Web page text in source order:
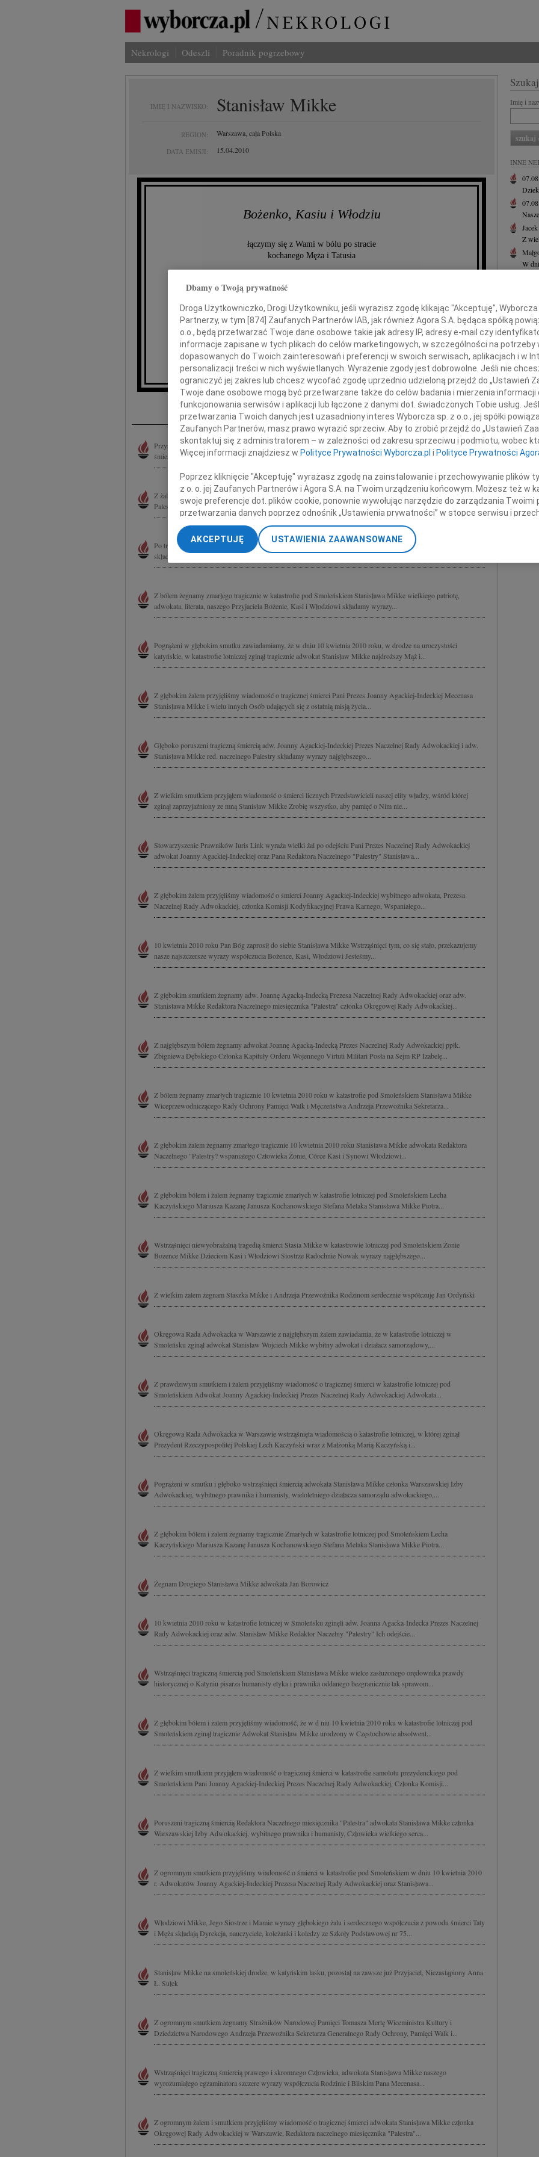
Nekrologi Odeszli Poradnik pogrzebowy
IMIĘ I NAZWISKO: Stanisław Mikke
REGION: Warszawa, cała Polska
DATA EMISJI: 15.04.2010
Bożenko, Kasiu i Włodziu
łączymy się z Wami w bólu po stracie
kochanego Męża i Tatusia
Stasia Mikke
Barbara i Zbigniew Szczepańscy
oraz Jarek i Grześ z rodzinami
Inne kondolencje
Przyrodniemu Rodzeństwu Kasi i Włodziowi oraz Ich Mamie wyrazy szczerego współczucia w związku z tragiczną
śmiercią naszego Taty Stanisława Mikke składa Jacek Mikke z rodziną
Z żalem i smutkiem żegnamy Pielgrzyma do miejsc kaźni Stanisława Mikke adwokata, redaktora naczelnego
Palestry, pisarza, publicystę. Niezastąpionego i niezapomnianego Przyjaciela, oddanego Polsce...
Po tragicznej śmierci naszego Przyjaciela Stanisława Mikke łączymy się w bólu z Bożenką, Kasią i Włodziem
składając wyrazy szczerego współczucia i wsparcia Anna i Dariusz Czamarscy z dziećmi
Z bólem żegnamy zmarłego tragicznie w katastrofie pod Smoleńskiem Stanisława Mikke wielkiego patriotę,
adwokata, literata, naszego Przyjaciela Bożenie, Kasi i Włodziowi składamy wyrazy...
Pogrążeni w głębokim smutku zawiadamiamy, że w dniu 10 kwietnia 2010 roku, w drodze na uroczystości
katyńskie, w katastrofie lotniczej zginął tragicznie adwokat Stanisław Mikke najdroższy Mąż i...
Z głębokim żalem przyjęliśmy wiadomość o tragicznej śmierci Pani Prezes Joanny Agackiej-Indeckiej Mecenasa
Stanisława Mikke i wielu innych Osób udających się z ostatnią misją życia...
Głęboko poruszeni tragiczną śmiercią adw. Joanny Agackiej-Indeckiej Prezes Naczelnej Rady Adwokackiej i adw.
Stanisława Mikke red. naczelnego Palestry składamy wyrazy najgłębszego...
Z wielkim smutkiem przyjąłem wiadomość o śmierci licznych Przedstawicieli naszej elity władzy, wśród której
zginął zaprzyjaźniony ze mną Stanisław Mikke Zrobię wszystko, aby pamięć o Nim nie...
Stowarzyszenie Prawników Iuris Link wyraża wielki żal po odejściu Pani Prezes Naczelnej Rady Adwokackiej
adwokat Joanny Agackiej-Indeckiej oraz Pana Redaktora Naczelnego "Palestry" Stanisława...
Z głębokim żalem przyjęliśmy wiadomość o śmierci Joanny Agackiej-Indeckiej wybitnego adwokata, Prezesa
Naczelnej Rady Adwokackiej, członka Komisji Kodyfikacyjnej Prawa Karnego, Wspaniałego...
10 kwietnia 2010 roku Pan Bóg zaprosił do siebie Stanisława Mikke Wstrząśnięci tym, co się stało, przekazujemy
nasze najszczersze wyrazy współczucia Bożence, Kasi, Włodziowi Jesteśmy...
Z głębokim smutkiem żegnamy adw. Joannę Agacką-Indecką Prezesa Naczelnej Rady Adwokackiej oraz adw.
Stanisława Mikke Redaktora Naczelnego miesięcznika "Palestra" członka Okręgowej Rady Adwokackiej...
Z najgłębszym bólem żegnamy adwokat Joannę Agacką-Indecką Prezes Naczelnej Rady Adwokackiej ppłk.
Zbigniewa Dębskiego Członka Kapituły Orderu Wojennego Virtuti Militari Posła na Sejm RP Izabelę...
Z bólem żegnamy zmarłych tragicznie 10 kwietnia 2010 roku w katastrofie pod Smoleńskiem Stanisława Mikke
Wiceprzewodniczącego Rady Ochrony Pamięci Walk i Męczeństwa Andrzeja Przewoźnika Sekretarza...
Z głębokim żalem żegnamy zmarłego tragicznie 10 kwietnia 2010 roku Stanisława Mikke adwokata Redaktora
Naczelnego "Palestry? wspaniałego Człowieka Żonie, Córce Kasi i Synowi Włodziowi...
Z głębokim bólem i żalem żegnamy tragicznie zmarłych w katastrofie lotniczej pod Smoleńskiem Lecha
Kaczyńskiego Mariusza Kazanę Janusza Kochanowskiego Stefana Melaka Stanisława Mikke Piotra...
Wstrząśnięci niewyobrażalną tragedią śmierci Stasia Mikke w katastrowie lotniczej pod Smoleńskiem Żonie
Bożence Mikke Dzieciom Kasi i Włodziowi Siostrze Radochnie Nowak wyrazy najgłębszego...
Z wielkim żalem żegnam Staszka Mikke i Andrzeja Przewoźnika Rodzinom serdecznie współczuję Jan Ordyński
Okręgowa Rada Adwokacka w Warszawie z najgłębszym żalem zawiadamia, że w katastrofie lotniczej w
Smoleńsku zginął adwokat Stanisław Wojciech Mikke wybitny adwokat i działacz samorządowy,...
Z prawdziwym smutkiem i żalem przyjęliśmy wiadomość o tragicznej śmierci w katastrofie lotniczej pod
Smoleńskiem Adwokat Joanny Agackiej-Indeckiej Prezes Naczelnej Rady Adwokackiej Adwokata...
Okręgowa Rada Adwokacka w Warszawie wstrząśnięta wiadomością o katastrofie lotniczej, w której zginął
Prezydent Rzeczypospolitej Polskiej Lech Kaczyński wraz z Małżonką Marią Kaczyńską i...
Pogrążeni w smutku i głęboko wstrząśnięci śmiercią adwokata Stanisława Mikke członka Warszawskiej Izby
Adwokackiej, wybitnego prawnika i humanisty, wieloletniego działacza samorządu adwokackiego,...
Z głębokim bólem i żalem żegnamy tragicznie Zmarłych w katastrofie lotniczej pod Smoleńskiem Lecha
Kaczyńskiego Mariusza Kazanę Janusza Kochanowskiego Stefana Melaka Stanisława Mikke Piotra...
Żegnam Drogiego Stanisława Mikke adwokata Jan Borowicz
10 kwietnia 2010 roku w katastrofie lotniczej w Smoleńsku zginęli adw. Joanna Agacka-Indecka Prezes Naczelnej
Rady Adwokackiej oraz adw. Stanisław Mikke Redaktor Naczelny "Palestry" Ich odejście...
Wstrząśnięci tragiczną śmiercią pod Smoleńskiem Stanisława Mikke wielce zasłużonego orędownika prawdy
historycznej o Katyniu pisarza humanisty etyka i prawnika oddanego bezgranicznie tak sprawom...
Z głębokim bólem i żalem przyjęliśmy wiadomość, że w d niu 10 kwietnia 2010 roku w katastrofie lotniczej pod
Smoleńskiem zginął tragicznie Adwokat Stanisław Mikke urodzony w Częstochowie absolwent...
Z wielkim smutkiem przyjąłem wiadomość o tragicznej śmierci w katastrofie samolotu prezydenckiego pod
Smoleńskiem Pani Joanny Agackiej-Indeckiej Prezes Naczelnej Rady Adwokackiej, Członka Komisji...
Poruszeni tragiczną śmiercią Redaktora Naczelnego miesięcznika "Palestra" adwokata Stanisława Mikke członka
Warszawskiej Izby Adwokackiej, wybitnego prawnika i humanisty, Człowieka wielkiego serca...
Z ogromnym smutkiem przyjęliśmy wiadomość o śmierci w katastrofie pod Smoleńskiem w dniu 10 kwietnia 2010
r. Adwokatów Joanny Agackiej-Indeckiej Prezesa Naczelnej Rady Adwokackiej oraz Stanisława...
Włodziowi Mikke, Jego Siostrze i Mamie wyrazy głębokiego żalu i serdecznego współczucia z powodu śmierci Taty
i Męża składają Dyrekcja, nauczyciele, koleżanki i koledzy ze Szkoły Podstawowej nr 75...
Stanisław Mikke na smoleńskiej drodze, w katyńskim lasku, pozostał na zawsze już Przyjaciel, Niezastąpiony Anna
Ł. Sułek
Z ogromnym smutkiem żegnamy Strażników Narodowej Pamięci Tomasza Mertę Wiceministra Kultury i
Dziedzictwa Narodowego Andrzeja Przewoźnika Sekretarza Generalnego Rady Ochrony, Pamięci Walk i...
Wstrząśnięci tragiczną śmiercią prawego i skromnego Człowieka, adwokata Stanisława Mikke naszego
wyrozumiałego egzaminatora szczere wyrazy współczucia Rodzinie i Bliskim Pana Mecenasa...
Z ogromnym żalem i smutkiem przyjęliśmy wiadomość o tragicznej śmierci adwokata Stanisława Mikke członka
Okręgowej Rady Adwokackiej w Warszawie, Redaktora naczelnego miesięcznika "Palestra"...
Imię i
INNE
Z
W
Asia
Dbamy o Twoją prywatność
Droga Użytkowniczko, Drogi Użytkowniku, jeśli wyrazisz zgodę klikając "Akceptuję",
Partnerzy, w tym [ 874 ] Zaufanych Partnerów IAB, jak również Agora S.A. będąca spółką
o.o., będą przetwarzać Twoje dane osobowe takie jak adresy IP, adresy e-mail czy
informacje zapisane w tych plikach do celów marketingowych, w szczególności na potrzeby
dopasowanych do Twoich zainteresowań i preferencji w swoich serwisach, aplikacjach i w
personalizacji treści w nich wyświetlanych. Wyrażenie zgody jest dobrowolne. Jeśli nie
ograniczyć jej zakres lub chcesz wycofać zgodę uprzednio udzieloną przejdź do „Ustawień
Twoje dane osobowe mogą być przetwarzane także do celów badania i mierzenia
funkcjonowania serwisów i aplikacji lub łączone z danymi dot. świadczonych Tobie usług.
przetwarzania Twoich danych jest uzasadniony interes Wyborcza sp. z o.o., jej spółki
Zaufanych Partnerów, masz prawo wyrazić sprzeciw. Aby to zrobić przejdź do „Ustawień
skontaktuj się z administratorem – w zależności od zakresu sprzeciwu i podmiotu, wobec
Więcej informacji znajdziesz w Polityce Prywatności Wyborcza.pl i Polityce Prywatności
Poprzez kliknięcie "Akceptuję" wyrażasz zgodę na zainstalowanie i przechowywanie plików
z o. o. jej Zaufanych Partnerów i Agora S.A. na Twoim urządzeniu końcowym. Możesz też w
swoje preferencje dot. plików cookie, ponownie wywołując narzędzie do zarządzania Twoimi
przetwarzania danych poprzez odnośnik „Ustawienia prywatności” w stopce serwisu i
„Ustawienia zaawansowane”. Zmiana ustawień plików cookie możliwa jest także za pomocą
My, nasi Zaufani Partnerzy i Agora S.A. możemy przetwarzać dane osobowe w
dokładnych danych geolokalizacyjnych. Aktywne skanowanie charakterystyki urządzenia do
USTAWIENIA ZAAWANSOWANE
AKCEPTUJĘ